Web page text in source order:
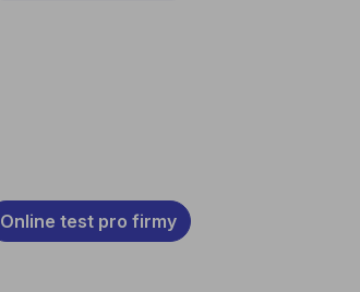
Online test pro firmy